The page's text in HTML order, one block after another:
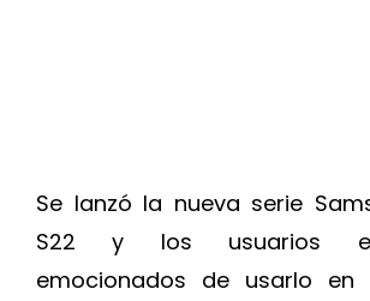
Se lanzó la nueva serie
S22 y los usuarios
emocionados de usarlo en